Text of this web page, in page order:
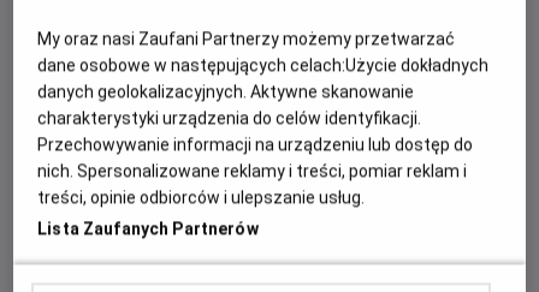
umożliwienie Victorowi bezpiecznego wyjazdu z kraju,
zgorzkniały Rick musi dokonać wyboru między własnym
szczęściem a dobrem tych, których życie wisi na włosku.
Wyróżniona trzema Oscarami®, w tym za najlepszy film,
Casablanca to najpopularniejszy i najbardziej uwielbiany film
na świecie!
My oraz nasi Zaufani Partnerzy możemy przetwarzać
dane osobowe w następujących celach:Użycie dokładnych
danych geolokalizacyjnych. Aktywne skanowanie
charakterystyki urządzenia do celów identyfikacji.
Przechowywanie informacji na urządzeniu lub dostęp do
nich. Spersonalizowane reklamy i treści, pomiar reklam i
treści, opinie odbiorców i ulepszanie usług.
Lista Zaufanych Partnerów